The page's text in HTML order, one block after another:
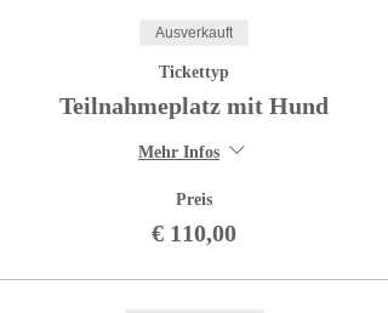
Ausverkauft
Tickettyp
Teilnahmeplatz mit Hund
Mehr Infos
Preis
€ 110,00